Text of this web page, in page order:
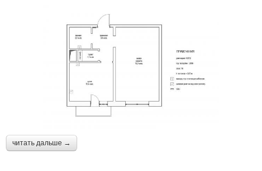
читать дальше →